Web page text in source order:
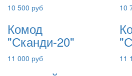
10 500 руб 10
Комод
"Сканди-20"
11 000 руб 11